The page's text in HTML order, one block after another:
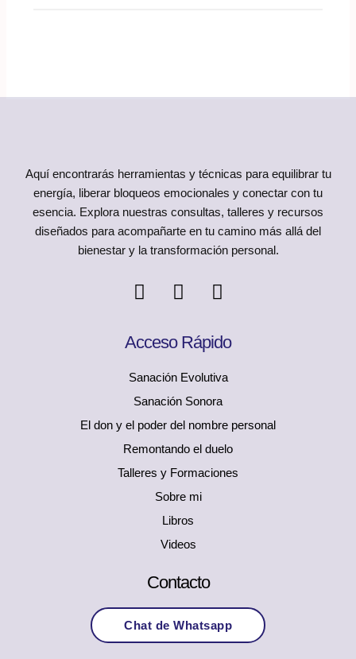
Aquí encontrarás herramientas y técnicas para equilibrar tu
energía, liberar bloqueos emocionales y conectar con tu
esencia. Explora nuestras consultas, talleres y recursos
diseñados para acompañarte en tu camino más allá del
bienestar y la transformación personal.
a
c
b
o
k
o
u
u
e
n
s
a
r
a
m
Acceso Rápido
Sanación Evolutiva
Sanación Sonora
El don y el poder del nombre personal
Remontando el duelo
Talleres y Formaciones
Sobre mi
Libros
Videos
Contacto
Chat de Whatsapp